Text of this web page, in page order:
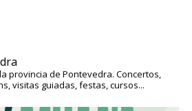
provincia de Pontevedra. Concertos,
visitas guiadas, festas, cursos...